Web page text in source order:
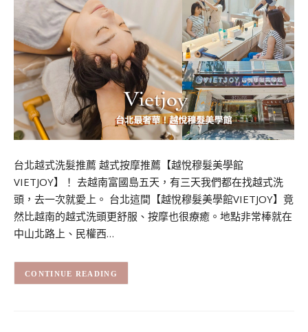
台北越式洗髮推薦 越式按摩推薦【越悅穆髮美學館
VIETJOY】！ 去越南富國島五天，有三天我們都在找越式洗
頭，去一次就愛上。 台北這間【越悅穆髮美學館VIETJOY】竟
然比越南的越式洗頭更舒服、按摩也很療癒。地點非常棒就在
中山北路上、民權西…
CONTINUE READING